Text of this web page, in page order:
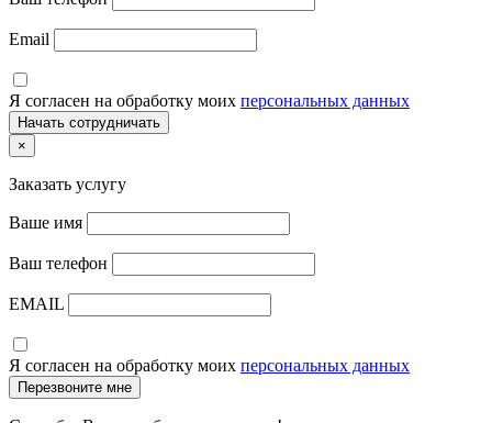
Email
Я согласен на обработку моих персональных данных
×
Заказать услугу
Ваше имя
Ваш телефон
EMAIL
Я согласен на обработку моих персональных данных